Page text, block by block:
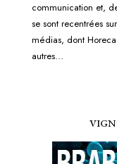
communication et,
se sont recentrées
médias, dont
autres...